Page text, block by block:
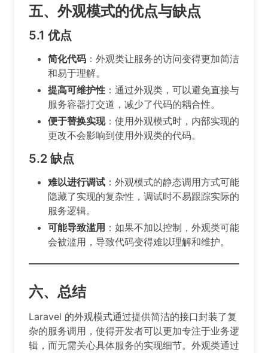
五、外观模式的优点与缺点
5.1 优点
简化代码 ：外观类让服务的访问变得更加简洁
和易于理解。
提高可维护性 ：通过外观类，可以避免直接与
服务容器打交道，减少了代码的耦合性。
便于替换实现：使用外观模式时，内部实现的
更改不会影响到使用外观类的代码。
5.2 缺点
难以进行调试 ：外观模式的静态调用方式可能
隐藏了实现的复杂性，调试时不易跟踪实际的
服务逻辑。
可能导致滥用 ：如果不加以控制，外观类可能
会被滥用，导致代码变得难以理解和维护。
六、总结
Laravel 的外观模式通过提供简洁的接口封装了复
杂的服务调用，使得开发者可以更加专注于业务逻
辑，而无需关心具体服务的实现细节。外观类通过